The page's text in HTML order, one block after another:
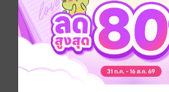
ที่ใช้ชีวิตมา โลกใบนี้สอนให้รู้ว่า...
ยินดีที่ได้กลับมาเขียนอีกครั้ง
ต้นคราม
ความรัก